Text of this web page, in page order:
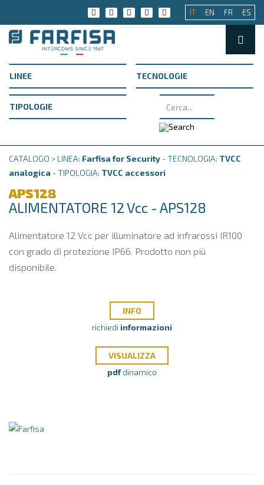
IT EN FR ES
CATALOGO > LINEA: Farfisa for Security - TECNOLOGIA: TVCC
analogica - TIPOLOGIA: TVCC accessori
APS128
ALIMENTATORE 12 Vcc - APS128
Alimentatore 12 Vcc per illuminatore ad infrarossi IR100
con grado di protezione IP66. Prodotto non più
disponibile.
INFO
richiedi informazioni
VISUALIZZA
pdfdinamico